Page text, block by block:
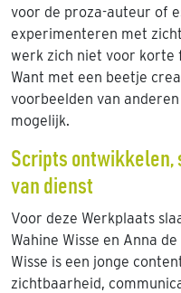
voor de proza-auteur of
experimenteren met
werk zich niet voor korte
Want met een beetje
voorbeelden van
mogelijk.
Scripts ontwikkelen,
van dienst
Voor deze Werkplaats
Wahine Wisse en Anna
Wisse is een jonge
zichtbaarheid,